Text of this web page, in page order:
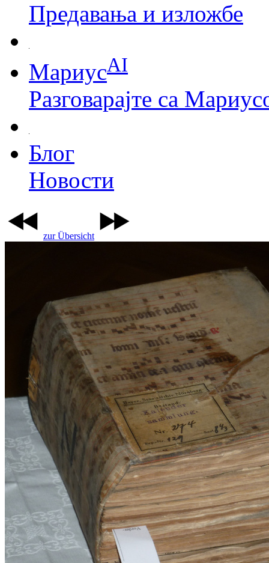
Предавања и изложбе
МариусAI
Разговарајте са
Блог
Новости
zur Übersicht